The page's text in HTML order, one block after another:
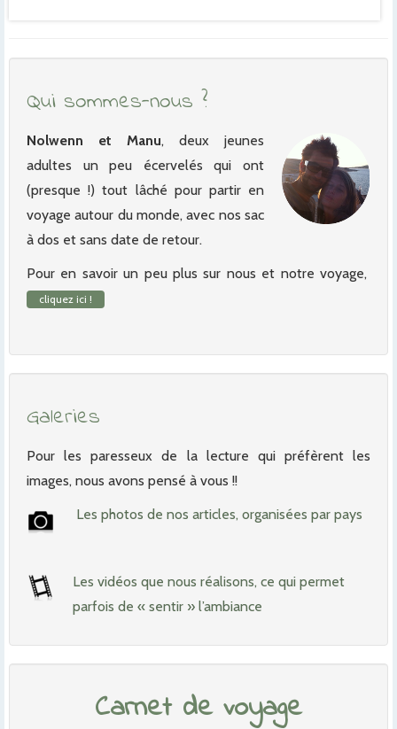
Qui sommes-nous ?
Nolwenn et Manu, deux jeunes
adultes un peu écervelés qui ont
(presque !) tout lâché pour partir en
voyage autour du monde, avec nos sac
à dos et sans date de retour.
Pour en savoir un peu plus sur nous et notre voyage,
cliquez ici !
Galeries
Pour les paresseux de la lecture qui préfèrent les
images, nous avons pensé à vous !!
Les photos de nos articles, organisées par pays
Les vidéos que nous réalisons, ce qui permet
parfois de « sentir » l’ambiance
Carnet de voyage